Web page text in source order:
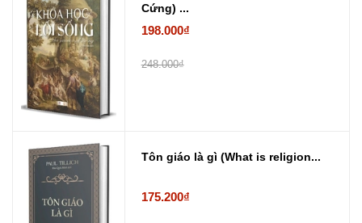
Cứng) ...
198.000₫
248.000₫
Tôn giáo là gì (What is religion...
175.200₫